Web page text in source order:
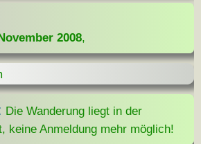
2008,
Die Wanderung liegt in der
keine Anmeldung mehr möglich!